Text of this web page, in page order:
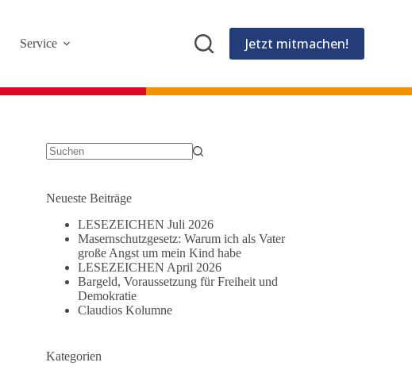
Service Jetzt mitmachen!
Neueste Beiträge
LESEZEICHEN Juli 2026
Masernschutzgesetz: Warum ich als Vater
große Angst um mein Kind habe
LESEZEICHEN April 2026
Bargeld, Voraussetzung für Freiheit und
Demokratie
Claudios Kolumne
Kategorien